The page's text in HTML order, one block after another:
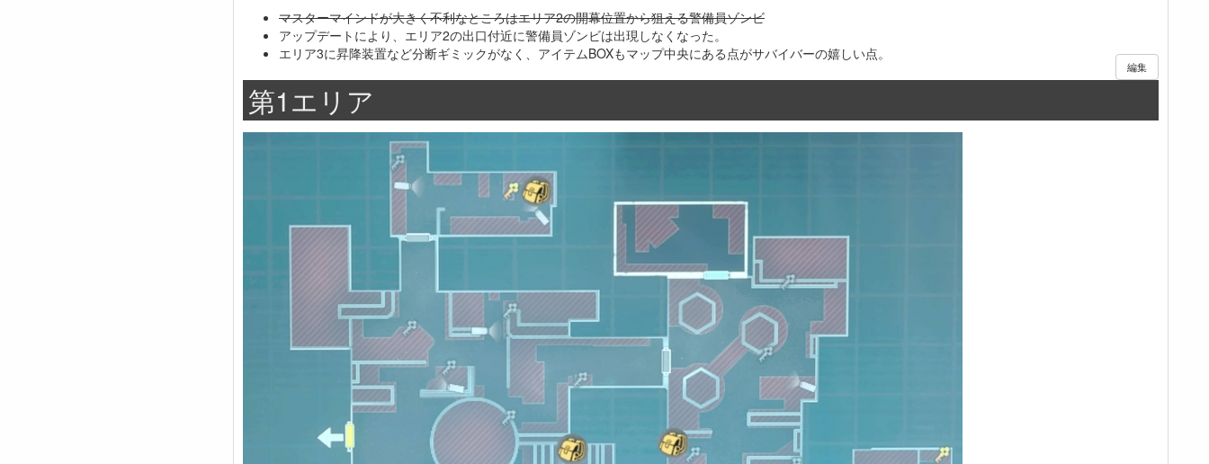
マスターマインドが大きく不利なところはエリア2の開幕位置から狙える警備員ゾンビ
アップデートにより、エリア2の出口付近に警備員ゾンビは出現しなくなった。
エリア3に昇降装置など分断ギミックがなく、アイテムBOXもマップ中央にある点がサバイバーの嬉しい点。
編集
第1エリア